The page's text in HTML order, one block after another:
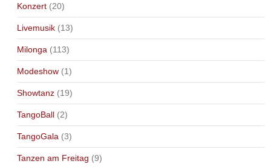
Konzert (20)
Livemusik (13)
Milonga (113)
Modeshow (1)
Showtanz (19)
TangoBall (2)
TangoGala (3)
Tanzen am Freitag (9)